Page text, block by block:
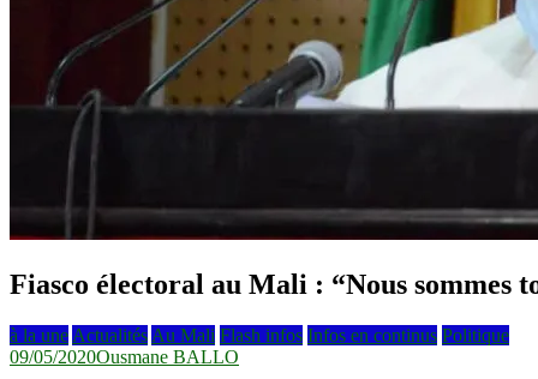
Fiasco électoral au Mali : “Nous sommes
à la une Actualités Au Mali Flash infos Infos en continus Politique
09/05/2020Ousmane BALLO